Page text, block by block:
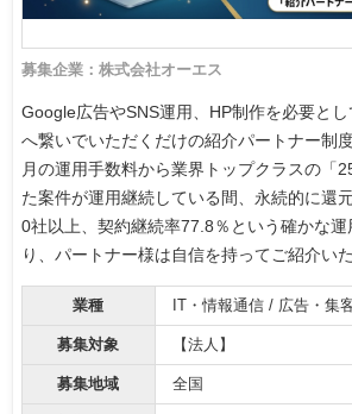
募集企業：株式会社オーエス
Google広告やSNS運用、HP制作を必要と
へ繋いでいただくだけの紹介パートナー制
月の運用手数料から業界トップクラスの「
た案件が運用継続している間、永続的に還
0社以上、契約継続率77.8％という確かな運
り、パートナー様は自信を持ってご紹介いた
業種 IT・情報通信 / 広告・集
募集対象 【法人】
募集地域 全国